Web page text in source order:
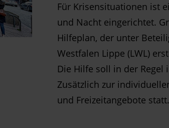
Für Krisensituationen ist
und Nacht eingerichtet.
Hilfeplan, der unter
Westfalen Lippe (LWL)
Die Hilfe soll in der
Zusätzlich zur
und Freizeitangebote statt.